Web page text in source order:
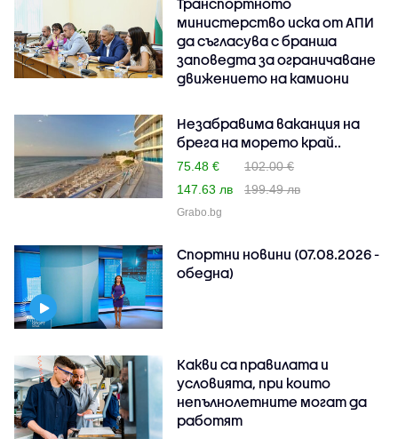
Транспортното
министерство иска от АПИ
да съгласува с бранша
заповедта за ограничаване
движението на камиони
Незабравима ваканция на
брега на морето край..
75.48 €
102.00 €
147.63 лв
199.49 лв
Grabo.bg
Спортни новини (07.08.2026 -
обедна)
Какви са правилата и
условията, при които
непълнолетните могат да
работят